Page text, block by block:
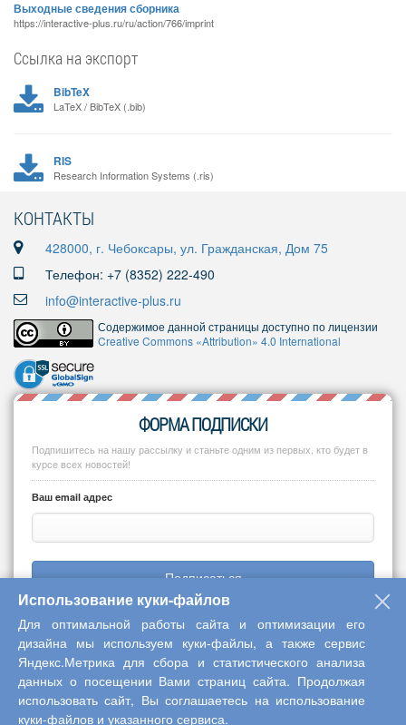
Выходные сведения сборника
https://interactive-plus.ru/ru/action/766/imprint
Ссылка на экспорт
BibTeX
LaTeX / BibTeX (.bib)
RIS
Research Information Systems (.ris)
КОНТАКТЫ
428000, г. Чебоксары, ул. Гражданская, Дом 75
Телефон: +7 (8352) 222-490
info@interactive-plus.ru
Содержимое данной страницы доступно по лицензии
Creative Commons «Attribution» 4.0 International
ФОРМА ПОДПИСКИ
Подпишитесь на нашу рассылку и станьте одним из первых, кто будет в
курсе всех новостей!
Ваш email адрес
Подписаться
Copyright © 2013-2026 Центр научного сотрудничества «Интерактив
плюс»
Использование куки-файлов
Для оптимальной работы сайта и оптимизации его
дизайна мы используем куки-файлы, а также сервис
Яндекс.Метрика для сбора и статистического анализа
данных о посещении Вами страниц сайта. Продолжая
использовать сайт, Вы соглашаетесь на использование
куки-файлов и указанного сервиса.